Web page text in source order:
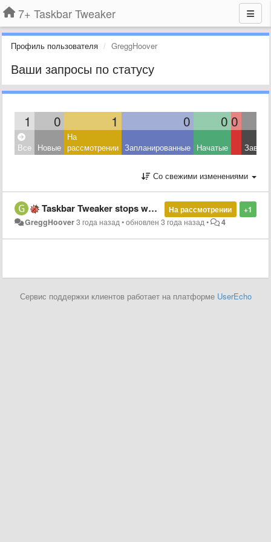
7+ Taskbar Tweaker
Профиль пользователя GreggHoover
Ваши запросы по статусу
1 0 1 0 0 0
Все Новые
На
рассмотрении Запланированные Начатые
Со свежими изменениями
+1
На рассмотрении
Taskbar Tweaker stops working when application is maximized from the tool tray
GreggHoover3 года назад•обновлен3 года назад• 4
Сервис поддержки клиентов работает на платформе UserEcho